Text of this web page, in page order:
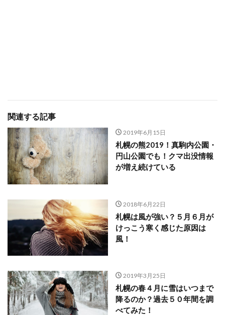
関連する記事
2019年6月15日
札幌の熊2019！真駒内公園・
円山公園でも！クマ出没情報
が増え続けている
2018年6月22日
札幌は風が強い？５月６月が
けっこう寒く感じた原因は
風！
2019年3月25日
札幌の春４月に雪はいつまで
降るのか？過去５０年間を調
べてみた！